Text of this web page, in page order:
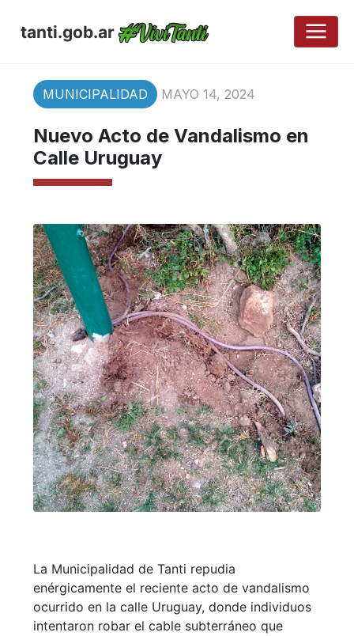
tanti.gob.ar
MUNICIPALIDAD MAYO 14, 2024
Nuevo Acto de Vandalismo en
Calle Uruguay
La Municipalidad de Tanti repudia
enérgicamente el reciente acto de vandalismo
ocurrido en la calle Uruguay, donde individuos
intentaron robar el cable subterráneo que